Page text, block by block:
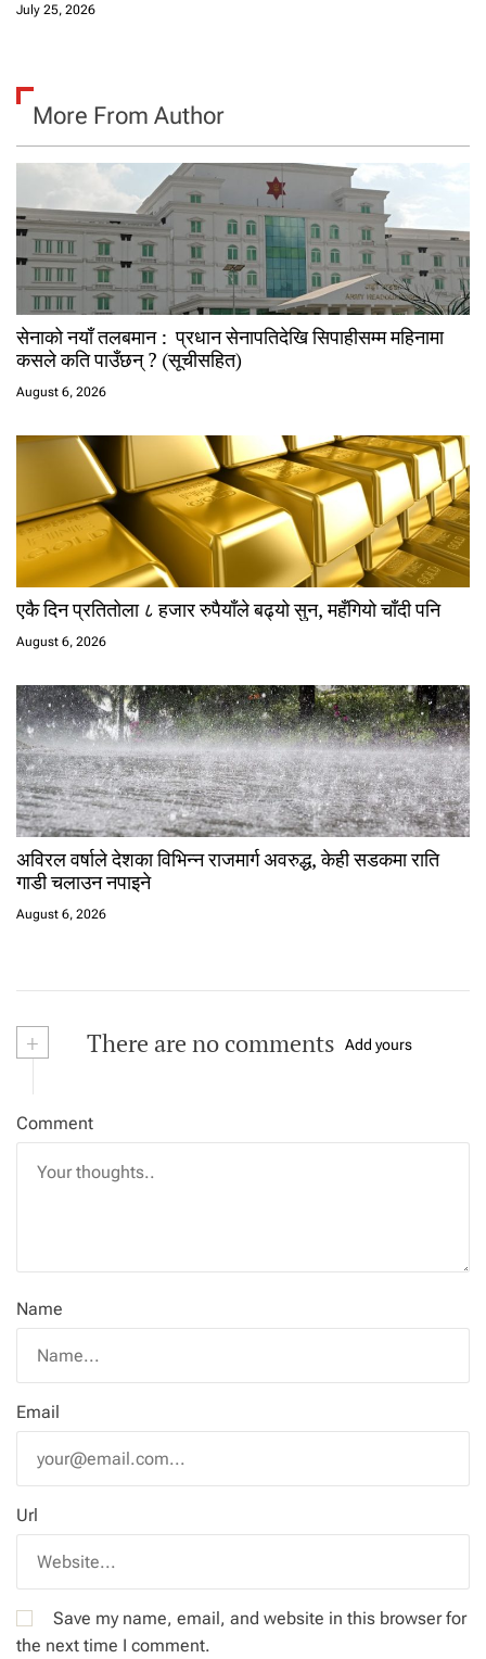
July 25, 2026
More From Author
सेनाको नयाँ तलबमान : प्रधान सेनापतिदेखि सिपाहीसम्म महिनामा
कसले कति पाउँछन् ? (सूचीसहित)
August 6, 2026
एकै दिन प्रतितोला ८ हजार रुपैयाँले बढ्यो सुन, महँगियो चाँदी पनि
August 6, 2026
अविरल वर्षाले देशका विभिन्न राजमार्ग अवरुद्ध, केही सडकमा राति
गाडी चलाउन नपाइने
August 6, 2026
+ There are no comments Add yours
Comment
Name
Email
Url
Save my name, email, and website in this browser for
the next time I comment.